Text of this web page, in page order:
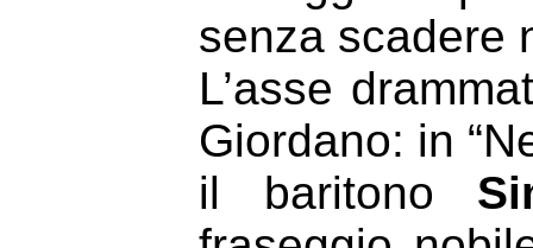
senza scadere
L’asse
Giordano: in
il baritono